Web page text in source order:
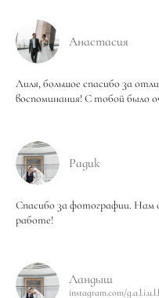
Анастасия
Лиля, большое спасибо за
воспоминания! С тобой было
Радик
Спасибо за фотографии. Нам
работе!
Ландыш
instagram.com/